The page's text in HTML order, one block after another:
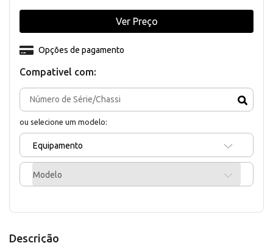
Compativel com:
ou selecione um modelo:
Equipamento
Modelo
Opções de pagamento
Ver Preço
Descrição